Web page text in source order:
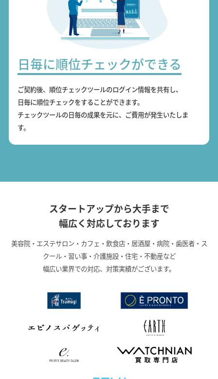
日毎に順位チェックができる
ご契約後、順位チェックツールのログイン情報を共有し、
日毎に順位チェックをすることができます。
チェックツールの日毎の成果を元に、ご費用が発生いたしま
す。
スタートアップから大手まで
幅広く対応しております
美容院・エステサロン・カフェ・飲食店・居酒屋・病院・歯医者・ス
クール・習い事・介護施設・住宅・不動産など
幅広い業界での対応、対策実績がございます。